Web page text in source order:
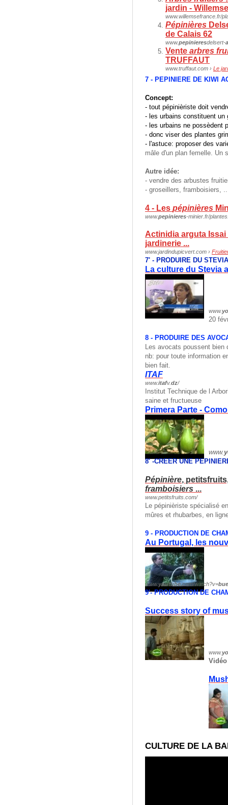
jardin - Willemse
www.willemsefrance.fr/
Pépinières
de Calais 62
www.pepinieresdelsert-
Vente arbres
TRUFFAUT
www.truffaut.com › Le
7 - PEPINIERE DE KIWI
Concept:
- tout pépinièriste doit
- les urbains constituent un
- les urbains ne possèdent
- donc viser des plantes
- l'astuce: proposer des
mâle d'un plan femelle. Un
Autre idée:
- vendre des arbustes
- groseillers, framboisiers,
4 - Les pépinières
www.pepinieres-minier.fr/
Actinidia arguta
jardinerie ...
www.jardindupicvert.com ›
7' - PRODUIRE DU STEVIA
La culture du Stevia
www.
20
8 - PRODUIRE DES
Les avocats poussent bien
nb: pour toute information
bien fait.
ITAF
www.itafv.dz/
Institut Technique de l
saine et fructueuse
Primera Parte -
www.
8' -CREER UNE
Pépinière,
framboisiers ...
www.petitsfruits.com/
Le pépinièriste spécialisé
mûres et rhubarbes, en
9 - PRODUCTION DE
Au Portugal, les
www.youtube.com/watch?v=
9'- PRODUCTION DE
Success story of
www.
CULTURE DE LA